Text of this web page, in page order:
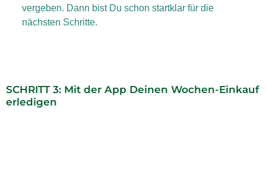
vergeben. Dann bist Du schon startklar für die
nächsten Schritte.
SCHRITT 3: Mit der App Deinen Wochen-Einkauf
erledigen